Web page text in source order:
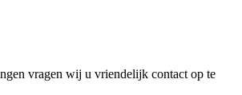
vragen wij u vriendelijk contact op te